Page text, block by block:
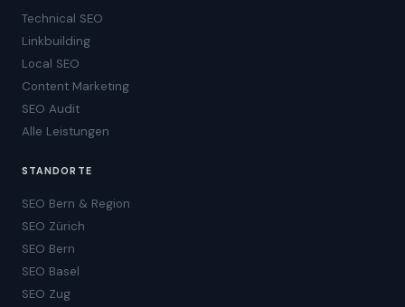
Technical SEO
Linkbuilding
Local SEO
Content Marketing
SEO Audit
Alle Leistungen
STANDORTE
SEO Bern & Region
SEO Zürich
SEO Bern
SEO Basel
SEO Zug